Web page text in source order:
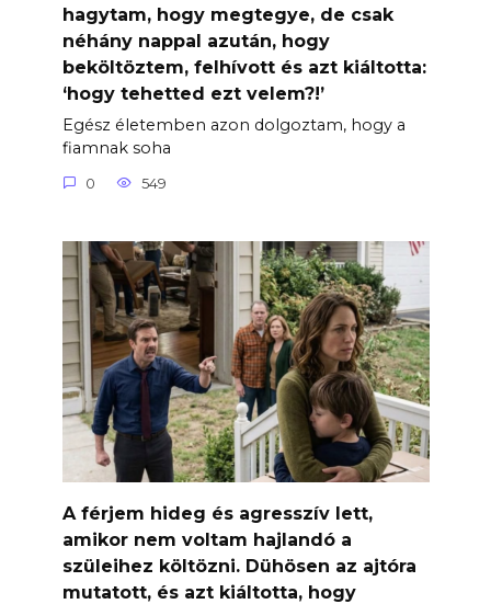
hagytam, hogy megtegye, de csak
néhány nappal azután, hogy
beköltöztem, felhívott és azt kiáltotta:
‘hogy tehetted ezt velem?!’
Egész életemben azon dolgoztam, hogy a
fiamnak soha
0 549
A férjem hideg és agresszív lett,
amikor nem voltam hajlandó a
szüleihez költözni. Dühösen az ajtóra
mutatott, és azt kiáltotta, hogy